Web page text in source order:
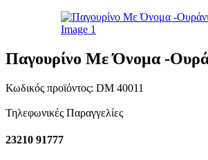
Παγουρίνο Με Όνομα -
Κωδικός προϊόντος: DM 40011
Τηλεφωνικές Παραγγελίες
23210 91777